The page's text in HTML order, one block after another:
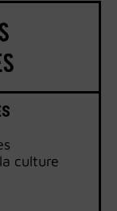
culture